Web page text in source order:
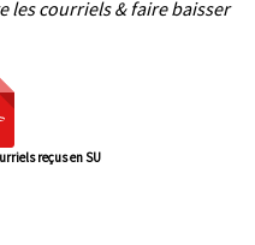
courriels & faire baisser
reçus en SU